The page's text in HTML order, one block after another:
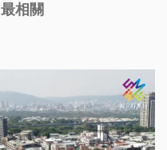
最相關